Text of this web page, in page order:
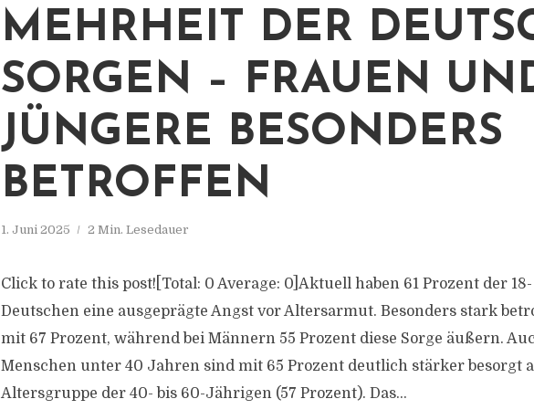
MEHRHEIT DER
SORGEN – FRAUEN
JÜNGERE BESONDERS
BETROFFEN
1. Juni 2025 2 Min. Lesedauer
Click to rate this post![Total: 0 Average: 0]Aktuell haben 61 Prozent der
Deutschen eine ausgeprägte Angst vor Altersarmut. Besonders stark
mit 67 Prozent, während bei Männern 55 Prozent diese Sorge äußern.
Menschen unter 40 Jahren sind mit 65 Prozent deutlich stärker besorgt
Altersgruppe der 40- bis 60-Jährigen (57 Prozent). Das...